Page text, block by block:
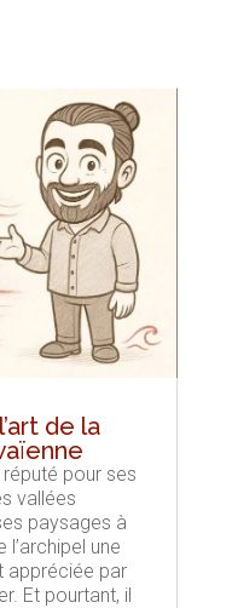
de la
pour ses
vallées
paysages à
une
appréciée par
Et pourtant, il